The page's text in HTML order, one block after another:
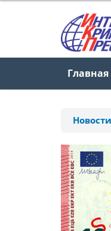
Главная
Новости